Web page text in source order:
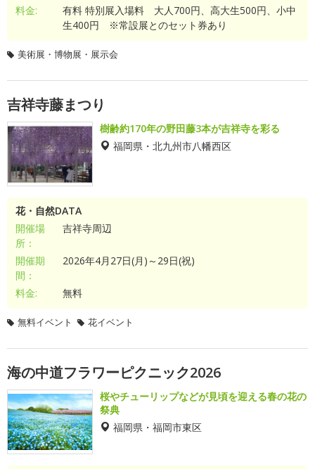
料金:
有料 特別展入場料 大人700円、高大生500円、小中
生400円 ※常設展とのセット券あり
美術展・博物展・展示会
吉祥寺藤まつり
樹齢約170年の野田藤3本が吉祥寺を彩る
福岡県・北九州市八幡西区
花・自然DATA
開催場
所：
吉祥寺周辺
開催期
間：
2026年4月27日(月)～29日(祝)
料金: 無料
無料イベント 花イベント
海の中道フラワーピクニック2026
桜やチューリップなどが見頃を迎える春の花の
祭典
福岡県・福岡市東区